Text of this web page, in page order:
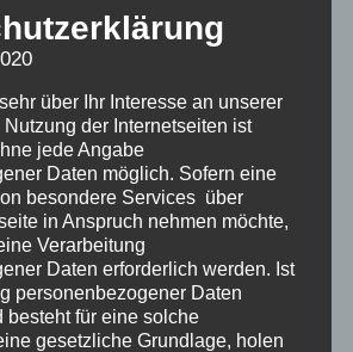
beachtet worden, wie es auch
es bei Politik und Trägern klein
und ausgelaugt von
Gegenanrennen
die wenig Motive
Besonders im Bereich
es noch gar keine Bereitschaft
Thema zu beschäftigen. Sylvia
müssen wir große
widmen, denn sie hat erstmals
über Ihr Interesse an unserer
der Internetseiten ist
jede Angabe
Daten möglich. Sofern eine
besondere Services über
in Anspruch nehmen möchte,
Verarbeitung
Daten erforderlich werden. Ist
personenbezogener Daten
besteht für eine solche
gesetzliche Grundlage, holen